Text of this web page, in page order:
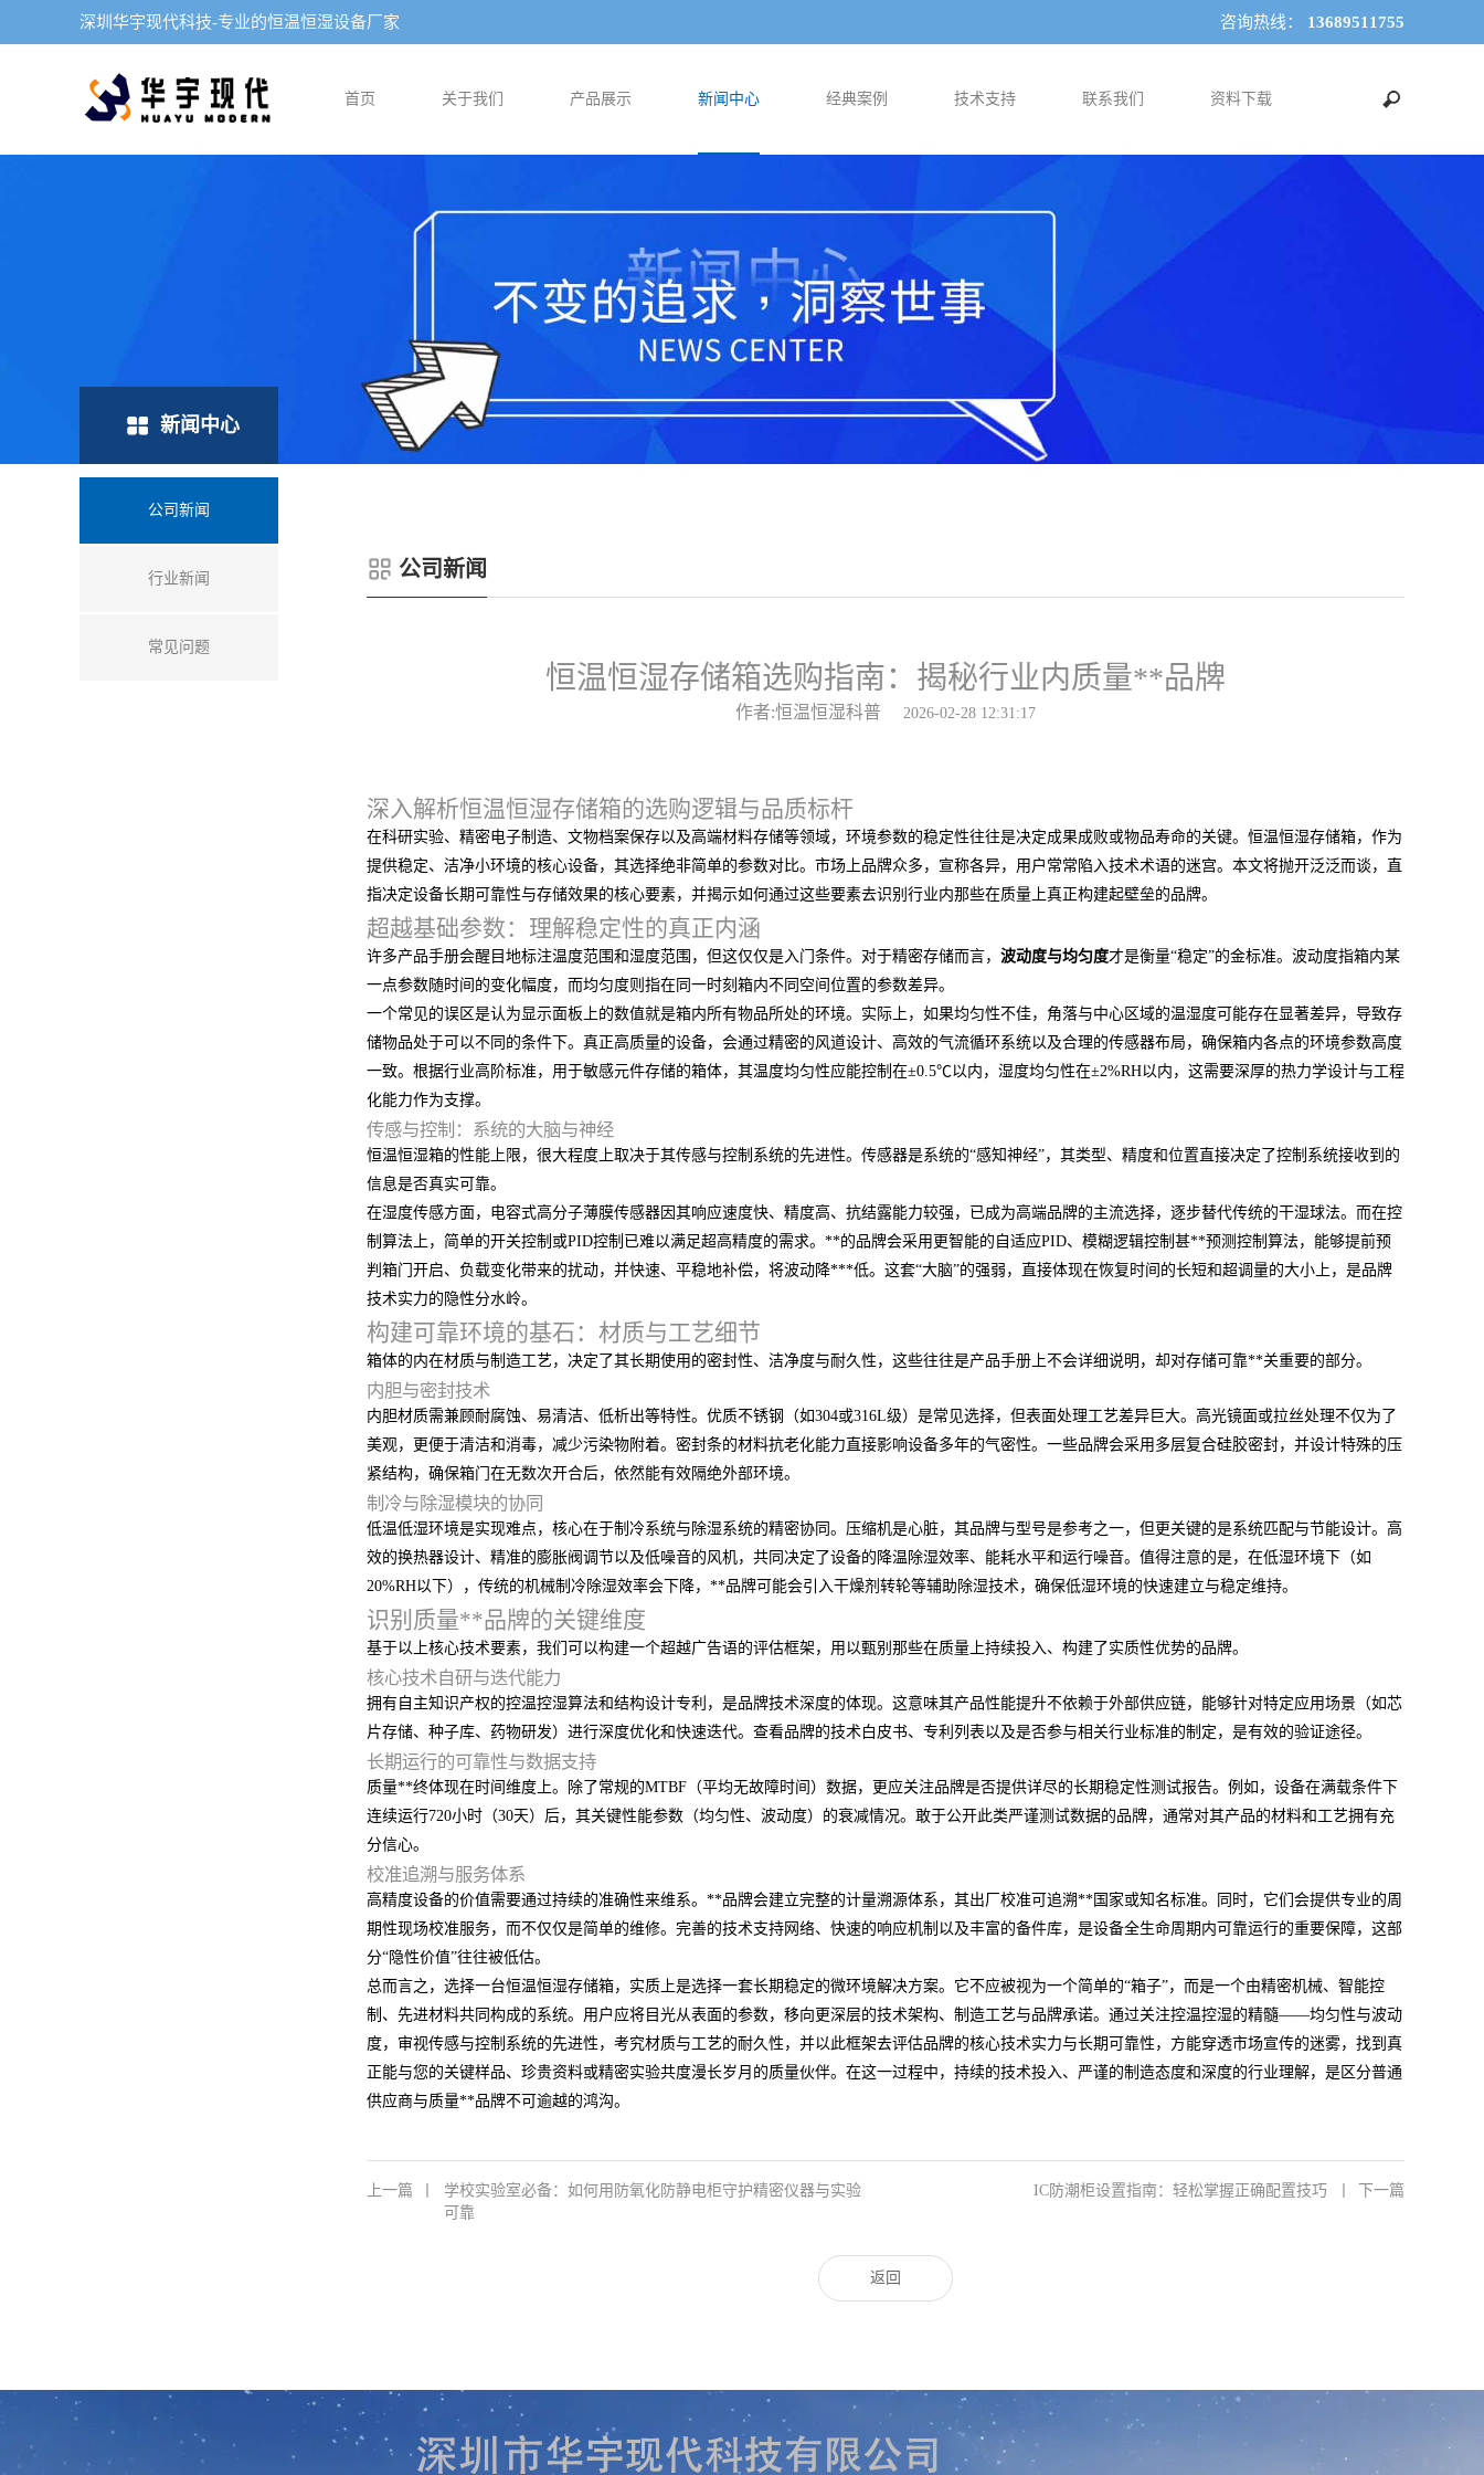
深圳华宇现代科技-专业的恒温恒湿设备厂家 咨询热线： 13689511755
首页 关于我们 产品展示 新闻中心 经典案例 技术支持 联系我们 资料下载
新闻中心
公司新闻
行业新闻
常见问题
公司新闻
恒温恒湿存储箱选购指南：揭秘行业内质量**品牌
作者:恒温恒湿科普 2026-02-28 12:31:17
深入解析恒温恒湿存储箱的选购逻辑与品质标杆
在科研实验、精密电子制造、文物档案保存以及高端材料存储等领域，环境参数的稳定性往往是决定成果成败或物品寿命的关键。恒温恒湿存储箱，作为
提供稳定、洁净小环境的核心设备，其选择绝非简单的参数对比。市场上品牌众多，宣称各异，用户常常陷入技术术语的迷宫。本文将抛开泛泛而谈，直
指决定设备长期可靠性与存储效果的核心要素，并揭示如何通过这些要素去识别行业内那些在质量上真正构建起壁垒的品牌。
超越基础参数：理解稳定性的真正内涵
许多产品手册会醒目地标注温度范围和湿度范围，但这仅仅是入门条件。对于精密存储而言， 波动度与均匀度才是衡量“稳定”的金标准。波动度指箱内某
一点参数随时间的变化幅度，而均匀度则指在同一时刻箱内不同空间位置的参数差异。
一个常见的误区是认为显示面板上的数值就是箱内所有物品所处的环境。实际上，如果均匀性不佳，角落与中心区域的温湿度可能存在显著差异，导致存
储物品处于可以不同的条件下。真正高质量的设备，会通过精密的风道设计、高效的气流循环系统以及合理的传感器布局，确保箱内各点的环境参数高度
一致。根据行业高阶标准，用于敏感元件存储的箱体，其温度均匀性应能控制在±0.5℃以内，湿度均匀性在±2%RH以内，这需要深厚的热力学设计与工程
化能力作为支撑。
传感与控制：系统的大脑与神经
恒温恒湿箱的性能上限，很大程度上取决于其传感与控制系统的先进性。传感器是系统的“感知神经”，其类型、精度和位置直接决定了控制系统接收到的
信息是否真实可靠。
在湿度传感方面，电容式高分子薄膜传感器因其响应速度快、精度高、抗结露能力较强，已成为高端品牌的主流选择，逐步替代传统的干湿球法。而在控
制算法上，简单的开关控制或PID控制已难以满足超高精度的需求。**的品牌会采用更智能的自适应PID、模糊逻辑控制甚**预测控制算法，能够提前预
判箱门开启、负载变化带来的扰动，并快速、平稳地补偿，将波动降***低。这套“大脑”的强弱，直接体现在恢复时间的长短和超调量的大小上，是品牌
技术实力的隐性分水岭。
构建可靠环境的基石：材质与工艺细节
箱体的内在材质与制造工艺，决定了其长期使用的密封性、洁净度与耐久性，这些往往是产品手册上不会详细说明，却对存储可靠**关重要的部分。
内胆与密封技术
内胆材质需兼顾耐腐蚀、易清洁、低析出等特性。优质不锈钢（如304或316L级）是常见选择，但表面处理工艺差异巨大。高光镜面或拉丝处理不仅为了
美观，更便于清洁和消毒，减少污染物附着。密封条的材料抗老化能力直接影响设备多年的气密性。一些品牌会采用多层复合硅胶密封，并设计特殊的压
紧结构，确保箱门在无数次开合后，依然能有效隔绝外部环境。
制冷与除湿模块的协同
低温低湿环境是实现难点，核心在于制冷系统与除湿系统的精密协同。压缩机是心脏，其品牌与型号是参考之一，但更关键的是系统匹配与节能设计。高
效的换热器设计、精准的膨胀阀调节以及低噪音的风机，共同决定了设备的降温除湿效率、能耗水平和运行噪音。值得注意的是，在低湿环境下（如
20%RH以下），传统的机械制冷除湿效率会下降，**品牌可能会引入干燥剂转轮等辅助除湿技术，确保低湿环境的快速建立与稳定维持。
识别质量**品牌的关键维度
基于以上核心技术要素，我们可以构建一个超越广告语的评估框架，用以甄别那些在质量上持续投入、构建了实质性优势的品牌。
核心技术自研与迭代能力
拥有自主知识产权的控温控湿算法和结构设计专利，是品牌技术深度的体现。这意味其产品性能提升不依赖于外部供应链，能够针对特定应用场景（如芯
片存储、种子库、药物研发）进行深度优化和快速迭代。查看品牌的技术白皮书、专利列表以及是否参与相关行业标准的制定，是有效的验证途径。
长期运行的可靠性与数据支持
质量**终体现在时间维度上。除了常规的MTBF（平均无故障时间）数据，更应关注品牌是否提供详尽的长期稳定性测试报告。例如，设备在满载条件下
连续运行720小时（30天）后，其关键性能参数（均匀性、波动度）的衰减情况。敢于公开此类严谨测试数据的品牌，通常对其产品的材料和工艺拥有充
分信心。
校准追溯与服务体系
高精度设备的价值需要通过持续的准确性来维系。**品牌会建立完整的计量溯源体系，其出厂校准可追溯**国家或知名标准。同时，它们会提供专业的周
期性现场校准服务，而不仅仅是简单的维修。完善的技术支持网络、快速的响应机制以及丰富的备件库，是设备全生命周期内可靠运行的重要保障，这部
分“隐性价值”往往被低估。
总而言之，选择一台恒温恒湿存储箱，实质上是选择一套长期稳定的微环境解决方案。它不应被视为一个简单的“箱子”，而是一个由精密机械、智能控
制、先进材料共同构成的系统。用户应将目光从表面的参数，移向更深层的技术架构、制造工艺与品牌承诺。通过关注控温控湿的精髓——均匀性与波动
度，审视传感与控制系统的先进性，考究材质与工艺的耐久性，并以此框架去评估品牌的核心技术实力与长期可靠性，方能穿透市场宣传的迷雾，找到真
正能与您的关键样品、珍贵资料或精密实验共度漫长岁月的质量伙伴。在这一过程中，持续的技术投入、严谨的制造态度和深度的行业理解，是区分普通
供应商与质量**品牌不可逾越的鸿沟。
上一篇
学校实验室必备：如何用防氧化防静电柜守护精密仪器与实验
可靠
下一篇
IC防潮柜设置指南：轻松掌握正确配置技巧
返回